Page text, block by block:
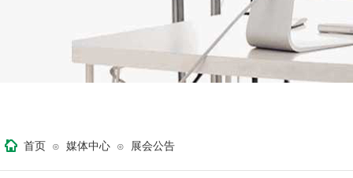
首页 ⊙ 媒体中心 ⊙ 展会公告